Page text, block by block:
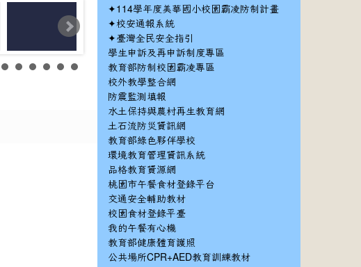
✦114學年度美華國小校園霸凌防制計畫
✦校安通報系統
✦臺灣全民安全指引
學生申訴及再申訴制度專區
教育部防制校園霸凌專區
校外教學整合網
防震監測填報
水土保持與農村再生教育網
土石流防災資訊網
教育部綠色夥伴學校
環境教育管理資訊系統
品格教育資源網
桃園市午餐食材登錄平台
交通安全輔助教材
校園食材登錄平臺
我的午餐有心機
教育部健康體育護照
公共場所CPR+AED教育訓練教材